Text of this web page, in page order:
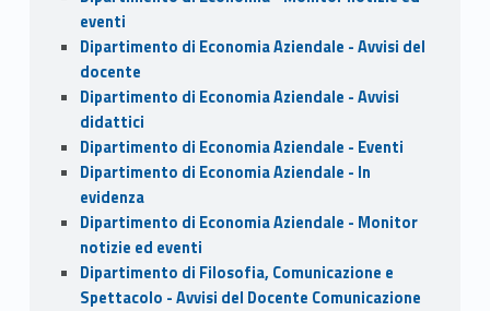
eventi
Dipartimento di Economia Aziendale - Avvisi del
docente
Dipartimento di Economia Aziendale - Avvisi
didattici
Dipartimento di Economia Aziendale - Eventi
Dipartimento di Economia Aziendale - In
evidenza
Dipartimento di Economia Aziendale - Monitor
notizie ed eventi
Dipartimento di Filosofia, Comunicazione e
Spettacolo - Avvisi del Docente Comunicazione